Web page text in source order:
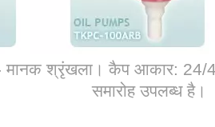
मानक श्रृंखला। कैप आकार: 24/
समारोह उपलब्ध है।